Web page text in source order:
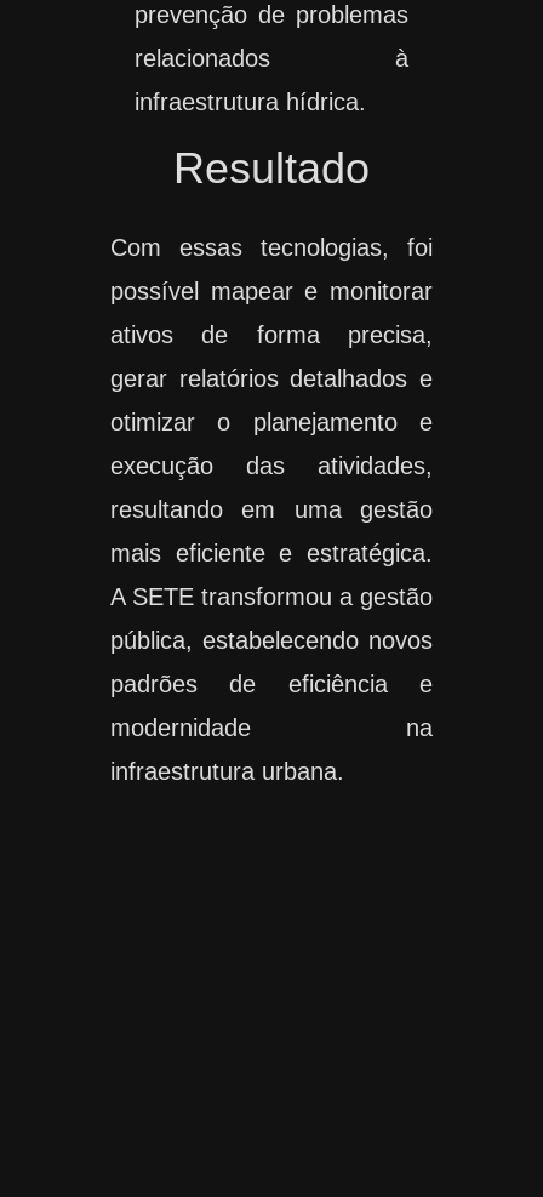
prevenção de problemas
relacionados à
infraestrutura hídrica.
Resultado
Com essas tecnologias, foi
possível mapear e monitorar
ativos de forma precisa,
gerar relatórios detalhados e
otimizar o planejamento e
execução das atividades,
resultando em uma gestão
mais eficiente e estratégica.
A SETE transformou a gestão
pública, estabelecendo novos
padrões de eficiência e
modernidade na
infraestrutura urbana.